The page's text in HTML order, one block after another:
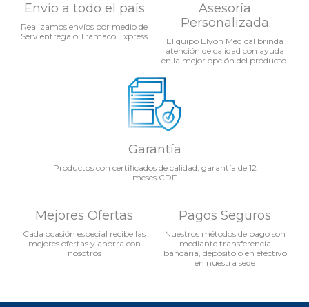
Envío a todo el país
Realizamos envíos por medio de
Servientrega o Tramaco Express
Asesoría
Personalizada
El quipo Elyon Medical brinda
atención de calidad con ayuda
en la mejor opción del producto.
Garantía
Productos con certificados de calidad, garantía de 12
meses CDF
Mejores Ofertas
Cada ocasión especial recibe las
mejores ofertas y ahorra con
nosotros
Pagos Seguros
Nuestros métodos de pago son
mediante transferencia
bancaria, depósito o en efectivo
en nuestra sede